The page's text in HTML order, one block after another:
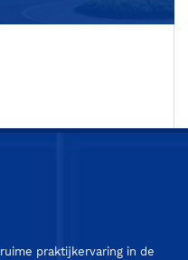
praktijkervaring in de